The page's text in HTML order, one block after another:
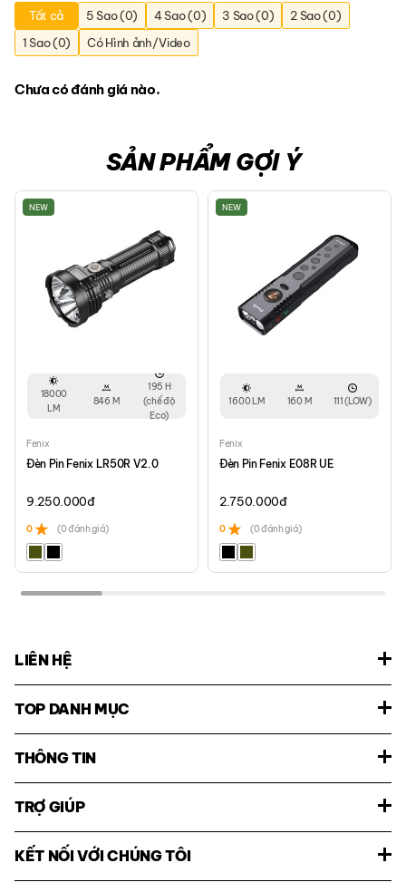
Tất cả 5 Sao (0) 4 Sao (0) 3 Sao (0)
2 Sao (0)
1 Sao (0)
Có Hình ảnh/Video
Chưa có đánh giá nào.
SẢN PHẨM GỢI Ý
NEW
18000
LM
846 M
195 H
(chế độ
Eco)
Fenix
Đèn Pin Fenix LR50R V2.0
9.250.000đ
0 (0 đánh giá)
NEW
1600 LM 160 M 111 (LOW)
Fenix
Đèn Pin Fenix E08R UE
2.750.000đ
0 (0 đánh giá)
LIÊN HỆ
TOP DANH MỤC
THÔNG TIN
TRỢ GIÚP
KẾT NỐI VỚI CHÚNG TÔI